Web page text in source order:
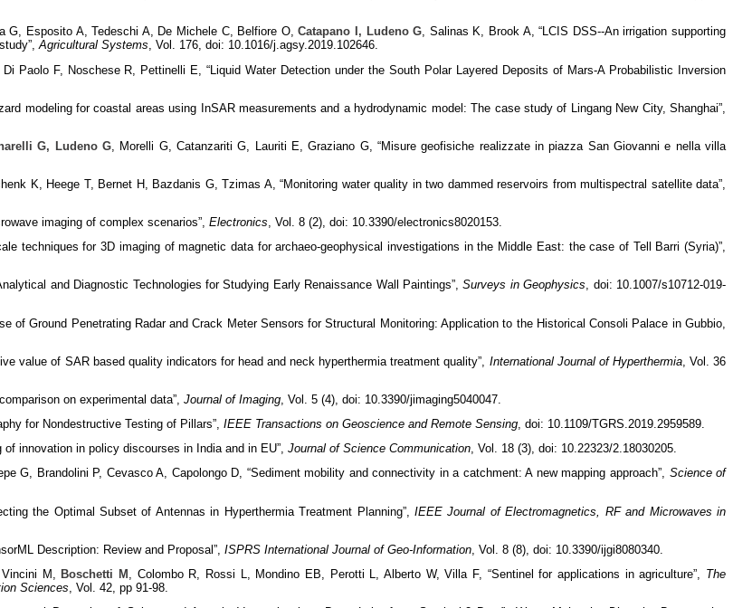
G, Esposito A, Tedeschi A, De Michele C, Belfiore O,Catapano I, Ludeno G, Salinas K, Brook A, “LCIS DSS--An irrigation supporting
Agricultural Systems, Vol. 176, doi: 10.1016/j.agsy.2019.102646.
Paolo F, Noschese R, Pettinelli E, “Liquid Water Detection under the South Polar Layered Deposits of Mars-A Probabilistic Inversion
modeling for coastal areas using InSAR measurements and a hydrodynamic model: The case study of Lingang New City, Shanghai”,
G, Ludeno G , Morelli G, Catanzariti G, Lauriti E, Graziano G, “Misure geofisiche realizzate in piazza San Giovanni e nella villa
K, Heege T, Bernet H, Bazdanis G, Tzimas A, “Monitoring water quality in two dammed reservoirs from multispectral satellite data”,
imaging of complex scenarios”, Electronics, Vol. 8 (2), doi: 10.3390/electronics8020153.
techniques for 3D imaging of magnetic data for archaeo-geophysical investigations in the Middle East: the case of Tell Barri (Syria)”,
and Diagnostic Technologies for Studying Early Renaissance Wall Paintings”,Surveys in Geophysics, doi: 10.1007/s10712-019-
of Ground Penetrating Radar and Crack Meter Sensors for Structural Monitoring: Application to the Historical Consoli Palace in Gubbio,
value of SAR based quality indicators for head and neck hyperthermia treatment quality”, International Journal of Hyperthermia, Vol. 36
on experimental data”, Journal of Imaging , Vol. 5 (4), doi: 10.3390/jimaging5040047.
for Nondestructive Testing of Pillars”, IEEE Transactions on Geoscience and Remote Sensing, doi: 10.1109/TGRS.2019.2959589.
innovation in policy discourses in India and in EU”, Journal of Science Communication, Vol. 18 (3), doi: 10.22323/2.18030205.
G, Brandolini P, Cevasco A, Capolongo D, “Sediment mobility and connectivity in a catchment: A new mapping approach”, Science of
the Optimal Subset of Antennas in Hyperthermia Treatment Planning”, IEEE Journal of Electromagnetics, RF and Microwaves in
Description: Review and Proposal”, ISPRS International Journal of Geo-Information , Vol. 8 (8), doi: 10.3390/ijgi8080340.
, Vincini M, Boschetti M , Colombo R, Rossi L, Mondino EB, Perotti L, Alberto W, Villa F, “Sentinel for applications in agriculture”, The
Sciences , Vol. 42, pp 91-98.